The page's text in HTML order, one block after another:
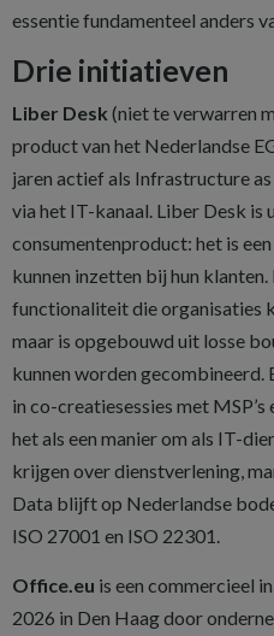
essentie fundamenteel anders
Drie initiatieven
Liber Desk (niet te verwarren
product van het Nederlandse
jaren actief als Infrastructure
via het IT-kanaal. Liber Desk is
consumentenproduct: het is
kunnen inzetten bij hun
functionaliteit die organisaties
maar is opgebouwd uit losse
kunnen worden
in co-creatiesessies met
het als een manier om als IT-
krijgen over dienstverlening,
Data blijft op Nederlandse
ISO 27001 en ISO 22301.
Office.eu is een commercieel
2026 in Den Haag door